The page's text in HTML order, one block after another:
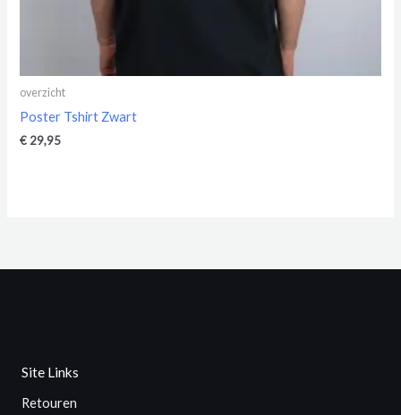
overzicht
Poster Tshirt Zwart
€ 29,95
Site Links
Retouren